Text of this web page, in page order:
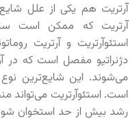
آرتریت هم یکی از علل
آرتریت که ممکن است
استئوآرتریت و آرتریت
دژنراتیو مفصل است که در
می‌شوند. این شایع‌ترین
است. استئوآرتریت می‌تواند
رشد بیش از حد استخوان